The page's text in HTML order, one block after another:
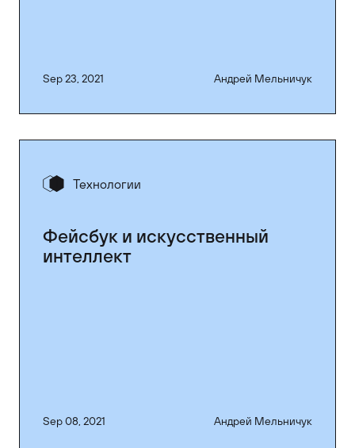
Sep 23, 2021 Андрей Мельничук
Технологии
Фейсбук и искусственный
интеллект
Sep 08, 2021 Андрей Мельничук